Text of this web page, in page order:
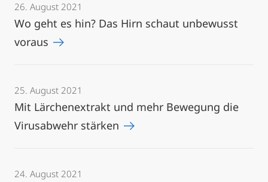
26. August 2021
Wo geht es hin? Das Hirn schaut unbewusst
voraus
25. August 2021
Mit Lärchenextrakt und mehr Bewegung die
Virusabwehr stärken
24. August 2021